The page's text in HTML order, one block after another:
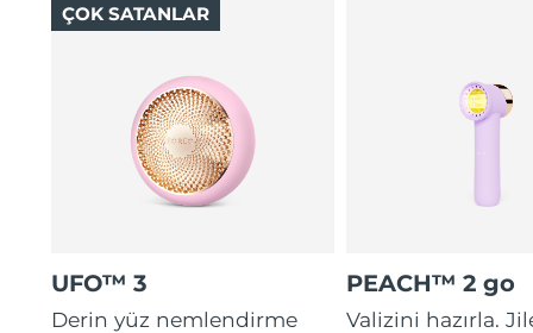
UFO™ 3
Derin yüz nemlendirme
ÇOK SATANLAR
PEACH™ 2 go
Valizini hazırla.